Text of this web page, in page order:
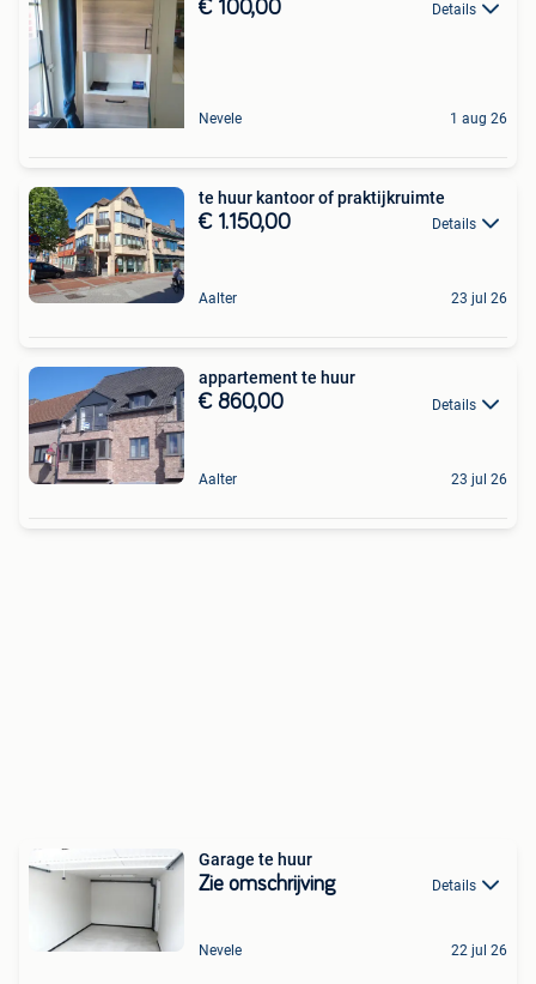
€ 100,00 Details
Nevele 1 aug 26
te huur kantoor of praktijkruimte
€ 1.150,00 Details
Aalter 23 jul 26
appartement te huur
€ 860,00 Details
Aalter 23 jul 26
Garage te huur
Zie omschrijving Details
Nevele 22 jul 26